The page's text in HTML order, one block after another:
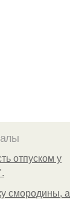
отпуском у
смородины, а